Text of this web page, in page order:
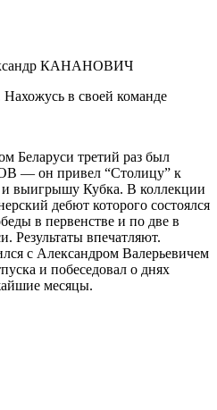
КАНАНОВИЧ
в своей команде
Беларуси третий раз был
— он привел “Столицу” к
и выигрышу Кубка. В коллекции
дебют которого состоялся
в первенстве и по две в
Результаты впечатляют.
с Александром Валерьевичем
и побеседовал о днях
месяцы.